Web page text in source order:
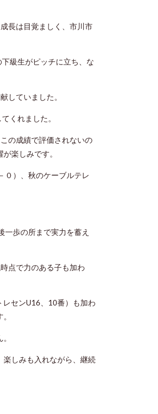
長は目覚ましく、市川市
級生がピッチに立ち、な
していました。
くれました。
の成績で評価されないの
楽しみです。
０）、秋のケーブルテレ
歩の所まで実力を蓄え
点で力のある子も加わ
センU16、10番）も加わ
しみも入れながら、継続